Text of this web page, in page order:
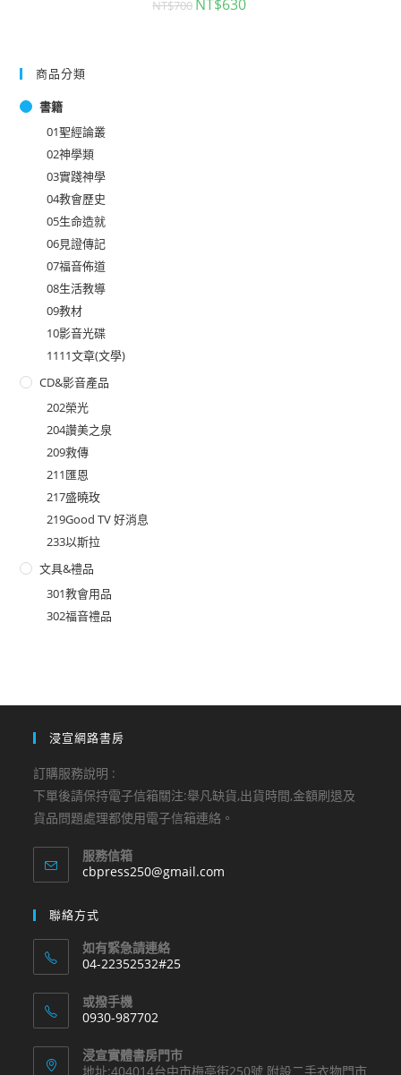
NT$700 NT$630
商品分類
書籍
01聖經論叢
02神學類
03實踐神學
04教會歷史
05生命造就
06見證傳記
07福音佈道
08生活教導
09教材
10影音光碟
1111文章(文學)
CD&影音產品
202榮光
204讚美之泉
209救傳
211匯恩
217盛曉玫
219Good TV 好消息
233以斯拉
文具&禮品
301教會用品
302福音禮品
浸宣網路書房
訂購服務說明 :
下單後請保持電子信箱關注:舉凡缺貨,出貨時間,金額刷退及
貨品問題處理都使用電子信箱連絡。
服務信箱
cbpress250@gmail.com
聯絡方式
如有緊急請連絡
04-22352532#25
in
your
application
或撥手機
0930-987702
in
浸宣實體書房門市
地址:404014台中市梅亭街250號 附設二手衣物門市